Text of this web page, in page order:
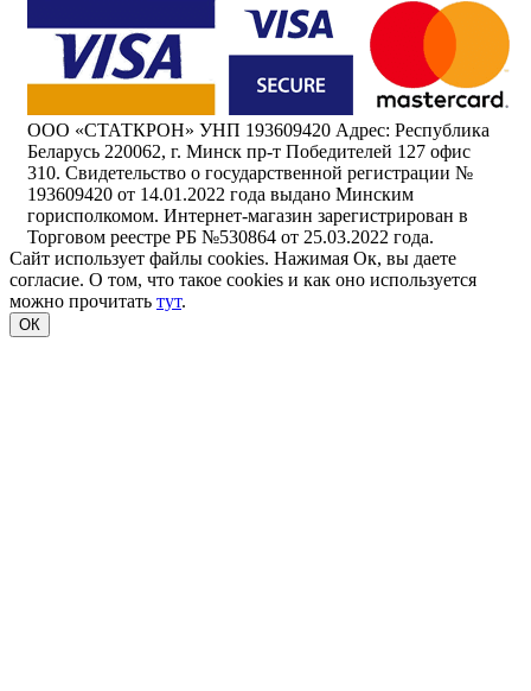
ООО «СТАТКРОН» УНП 193609420 Адрес: Республика
Беларусь 220062, г. Минск пр-т Победителей 127 офис
310. Свидетельство о государственной регистрации №
193609420 от 14.01.2022 года выдано Минским
горисполкомом. Интернет-магазин зарегистрирован в
Торговом реестре РБ №530864 от 25.03.2022 года.
Сайт использует файлы cookies. Нажимая Ок, вы даете
согласие. О том, что такое cookies и как оно используется
можно прочитать тут.
ОК